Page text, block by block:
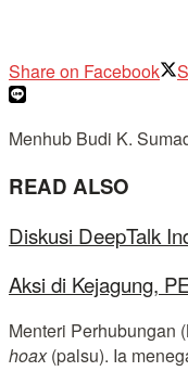
Share on Facebook
Menhub Budi K.
READ ALSO
Diskusi DeepTalk
Aksi di Kejagung,
Menteri Perhubungan
hoax(palsu). Ia